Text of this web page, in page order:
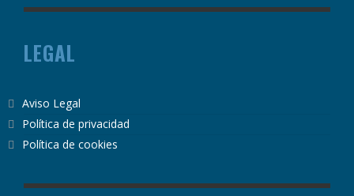
LEGAL
Aviso Legal
Política de privacidad
Política de cookies